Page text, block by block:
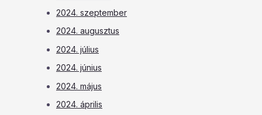
2024. szeptember
2024. augusztus
2024. július
2024. június
2024. május
2024. április